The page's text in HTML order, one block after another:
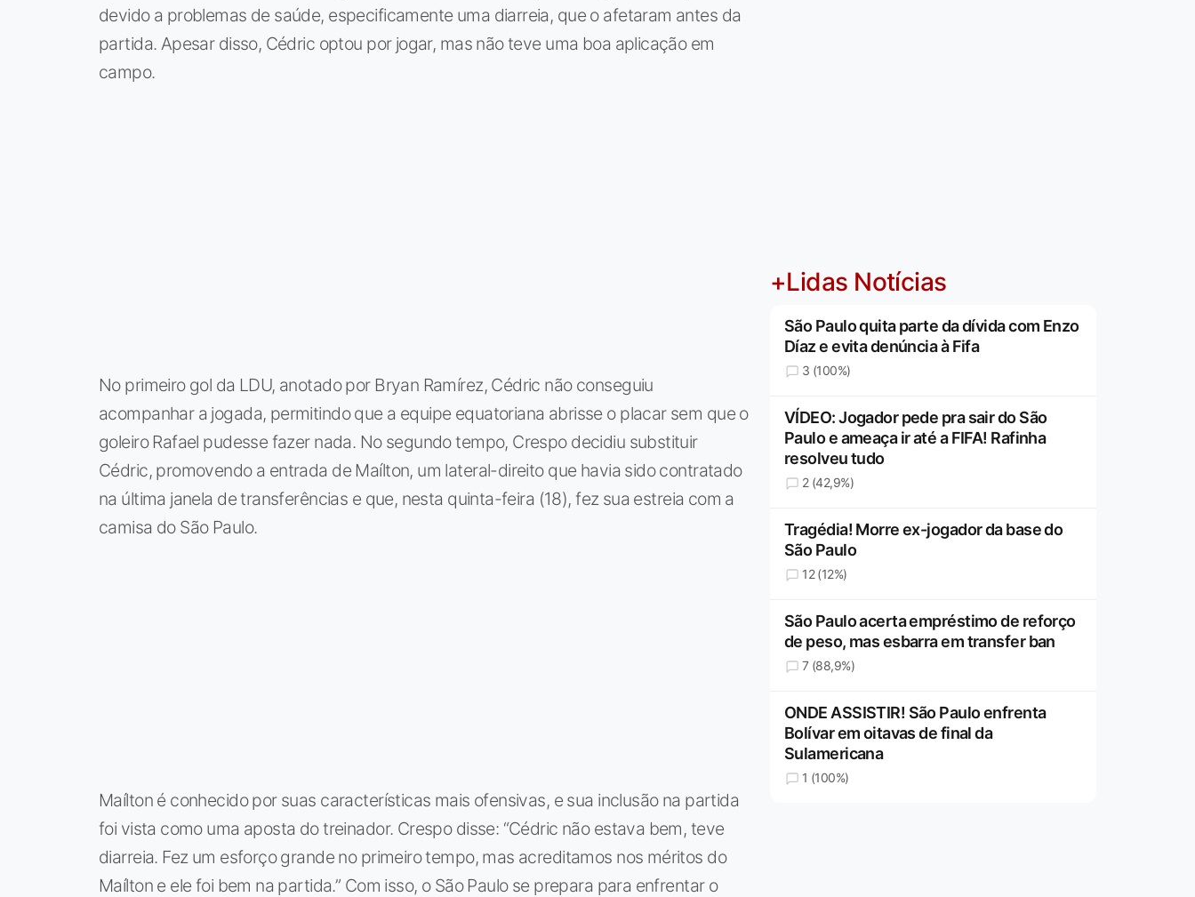
devido a problemas de saúde, especificamente uma diarreia, que o afetaram antes da
partida. Apesar disso, Cédric optou por jogar, mas não teve uma boa aplicação em
campo.
No primeiro gol da LDU, anotado por Bryan Ramírez, Cédric não conseguiu
acompanhar a jogada, permitindo que a equipe equatoriana abrisse o placar sem que o
goleiro Rafael pudesse fazer nada. No segundo tempo, Crespo decidiu substituir
Cédric, promovendo a entrada de Maílton, um lateral-direito que havia sido contratado
na última janela de transferências e que, nesta quinta-feira (18), fez sua estreia com a
camisa do São Paulo.
Maílton é conhecido por suas características mais ofensivas, e sua inclusão na partida
foi vista como uma aposta do treinador. Crespo disse: “Cédric não estava bem, teve
diarreia. Fez um esforço grande no primeiro tempo, mas acreditamos nos méritos do
Maílton e ele foi bem na partida.” Com isso, o São Paulo se prepara para enfrentar o
+Lidas Notícias
São Paulo quita parte da dívida com Enzo
Díaz e evita denúncia à Fifa
3 (100%)
VÍDEO: Jogador pede pra sair do São
Paulo e ameaça ir até a FIFA! Rafinha
resolveu tudo
2 (42,9%)
Tragédia! Morre ex-jogador da base do
São Paulo
12 (12%)
São Paulo acerta empréstimo de reforço
de peso, mas esbarra em transfer ban
7 (88,9%)
ONDE ASSISTIR! São Paulo enfrenta
Bolívar em oitavas de final da
Sulamericana
1 (100%)